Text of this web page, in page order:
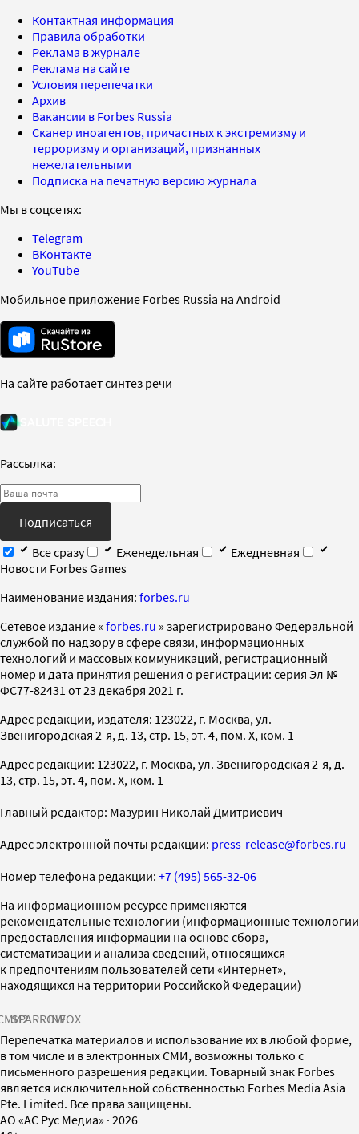
Контактная информация
Правила обработки
Реклама в журнале
Реклама на сайте
Условия перепечатки
Архив
Вакансии в Forbes Russia
Сканер иноагентов, причастных к экстремизму и
терроризму и организаций, признанных
нежелательными
Подписка на печатную версию журнала
Мы в соцсетях:
Telegram
ВКонтакте
YouTube
Мобильное приложение Forbes Russia на Android
На сайте работает синтез речи
Рассылка:
Подписаться
Все сразу
Еженедельная
Ежедневная
Новости Forbes Games
Наименование издания: forbes.ru
Cетевое издание « forbes.ru » зарегистрировано Федеральной
службой по надзору в сфере связи, информационных
технологий и массовых коммуникаций, регистрационный
номер и дата принятия решения о регистрации: серия Эл №
ФС77-82431 от 23 декабря 2021 г.
Адрес редакции, издателя: 123022, г. Москва, ул.
Звенигородская 2-я, д. 13, стр. 15, эт. 4, пом. X, ком. 1
Адрес редакции: 123022, г. Москва, ул. Звенигородская 2-я, д.
13, стр. 15, эт. 4, пом. X, ком. 1
Главный редактор: Мазурин Николай Дмитриевич
Адрес электронной почты редакции: press-release@forbes.ru
Номер телефона редакции: +7 (495) 565-32-06
На информационном ресурсе применяются
рекомендательные технологии (информационные технологии
предоставления информации на основе сбора,
систематизации и анализа сведений, относящихся
к предпочтениям пользователей сети «Интернет»,
находящихся на территории Российской Федерации)
SPARROWINFOX
Перепечатка материалов и использование их в любой форме,
в том числе и в электронных СМИ, возможны только с
письменного разрешения редакции. Товарный знак Forbes
является исключительной собственностью Forbes Media Asia
Pte. Limited. Все права защищены.
AO «АС Рус Медиа» · 2026